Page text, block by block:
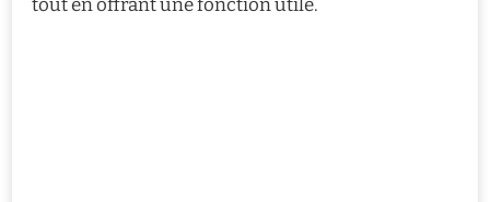
tout en offrant une fonction utile.